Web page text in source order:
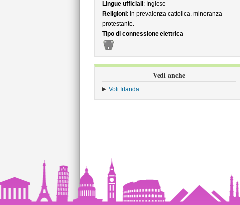
Lingue ufficiali: Inglese
Religioni: In prevalenza cattolica. minoranza
protestante.
Tipo di connessione elettrica
Vedi anche
Voli Irlanda